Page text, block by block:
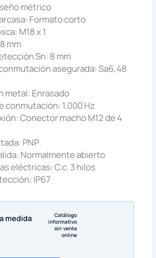
métrico
Formato corto
M18 x 1
mm
Sn: 8 mm
asegurada: Sa6,48
metal: Enrasado
conmutación: 1.000 Hz
Conector macho M12 de 4
PNP
Normalmente abierto
eléctricas: C.c. 3 hilos
IP67
medida
Catálogo
informativo
sin venta
online